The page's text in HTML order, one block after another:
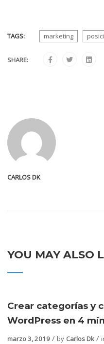
TAGS: marketing
SHARE:
CARLOS DK
YOU MAY ALSO
Crear categorías y
WordPress en 4
marzo 3, 2019 by Carlos Dk